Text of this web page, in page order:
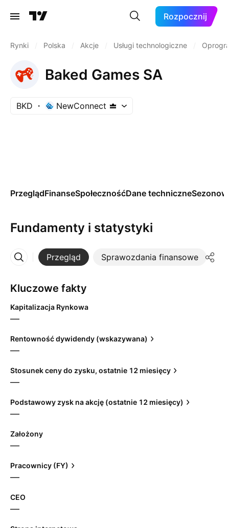
Rozpocznij
Rynki Polska Akcje Usługi technologiczne
Baked Games SA
BKD NewConnect
PrzeglądFinanseSpołecznośćDane techniczne
Fundamenty i statystyki
Przegląd Sprawozdania finansowe
Więcej
Kluczowe fakty
Kapitalizacja Rynkowa
—
Rentowność dywidendy (wskazywana)
—
Stosunek ceny do zysku, ostatnie 12 miesięcy
—
Podstawowy zysk na akcję (ostatnie 12 miesięcy)
—
Założony
—
Pracownicy (FY)
—
CEO
—